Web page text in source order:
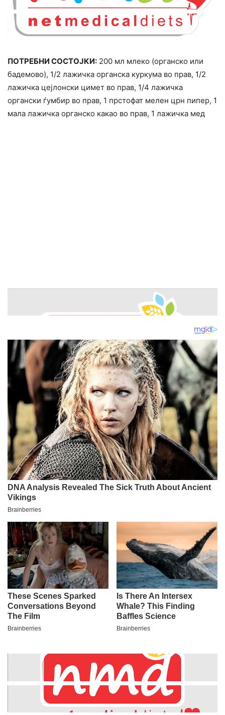
ПОТРЕБНИ СОСТОЈКИ: 200 мл млеко (органско или
бадемово), 1/2 лажичка органска куркума во прав, 1/2
лажичка цејлонски цимет во прав, 1/4 лажичка
органски ѓумбир во прав, 1 прстофат мелен црн пипер, 1
мала лажичка органско какао во прав, 1 лажичка мед